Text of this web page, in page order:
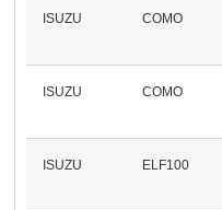
ISUZU COMO
ISUZU COMO
ISUZU ELF100